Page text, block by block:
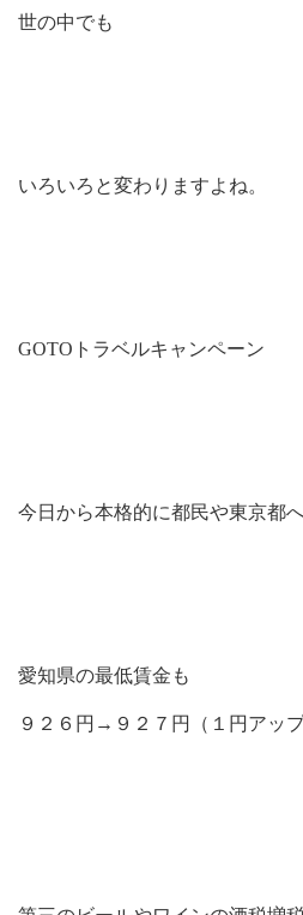
世の中でも
いろいろと変わりますよね。
GOTOトラベルキャンペーン
今日から本格的に都民や東京都
愛知県の最低賃金も
９２６円→９２７円（１円アップ